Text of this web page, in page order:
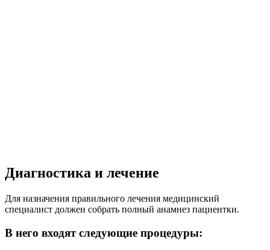
Диагностика и лечение
Для назначения правильного лечения медицинский
специалист должен собрать полный анамнез пациентки.
В него входят следующие процедуры: